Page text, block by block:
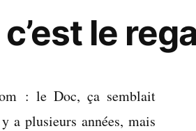
le
: le Doc, ça semblait
a plusieurs années, mais